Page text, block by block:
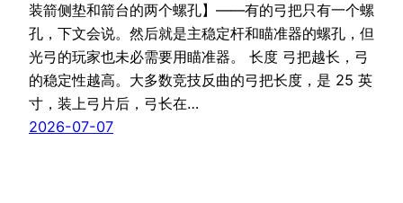
装箭侧垫和箭台的两个螺孔】——有的弓把只有一个螺
孔，下文会说。然后就是主稳定杆和瞄准器的螺孔，但
光弓的玩家也未必需要用瞄准器。 长度 弓把越长，弓
的稳定性越高。大多数竞技反曲的弓把长度，是 25 英
寸，装上弓片后，弓长在…
2026-07-07